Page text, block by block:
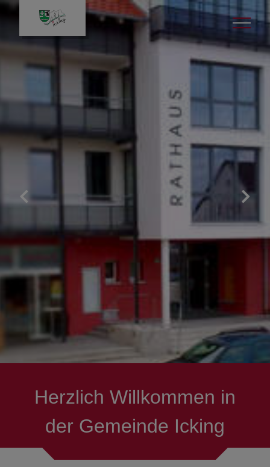
Leben in Icking
Veranstaltungen
Kinder & Jugend
Bildung & Kultur
Vereine
Asylhilfe Icking
Senioren
Verkehr & Mobilität
Mitmachen
Ausflüge & Ziele
Herzlich Willkommen in
der Gemeinde Icking